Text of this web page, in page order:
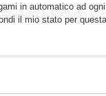
in automatico ad
il mio stato per